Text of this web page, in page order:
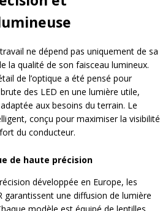
ne dépend pas uniquement de sa
la qualité de son faisceau lumineux.
de l’optique a été pensé pour
des LED en une lumière utile,
aux besoins du terrain. Le
conçu pour maximiser la visibilité
du conducteur.
de haute précision
développée en Europe, les
garantissent une diffusion de lumière